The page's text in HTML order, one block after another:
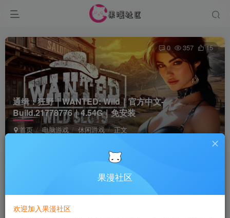
通缉：狂野｜WANTED: Wild｜官方中文-
Build.21778776｜4.54G｜免安装
首页 电脑游戏 休闲游戏 正文
0 357 15
果漫社区
欢迎加入果漫社区